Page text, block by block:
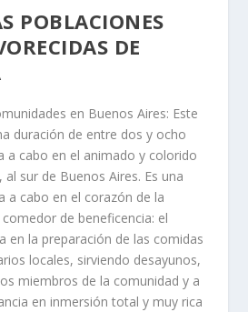
POBLACIONES
DE
en Buenos Aires: Este
duración de entre dos y ocho
a cabo en el animado y colorido
sur de Buenos Aires. Es una
a cabo en el corazón de la
de beneficencia: el
en la preparación de las comidas
locales, sirviendo desayunos,
miembros de la comunidad y a
en inmersión total y muy rica